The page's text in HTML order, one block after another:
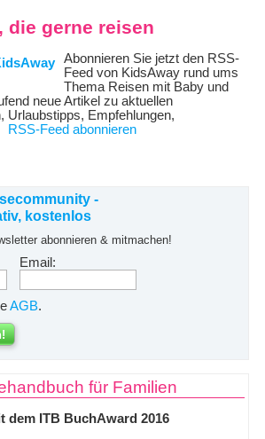
die gerne reisen
Abonnieren Sie jetzt den RSS-
Feed von KidsAway rund ums
Thema Reisen mit Baby und
neue Artikel zu aktuellen
Urlaubstipps, Empfehlungen,
RSS-Feed abonnieren
-
kostenlos
abonnieren & mitmachen!
Email:
AGB.
für Familien
dem ITB BuchAward 2016